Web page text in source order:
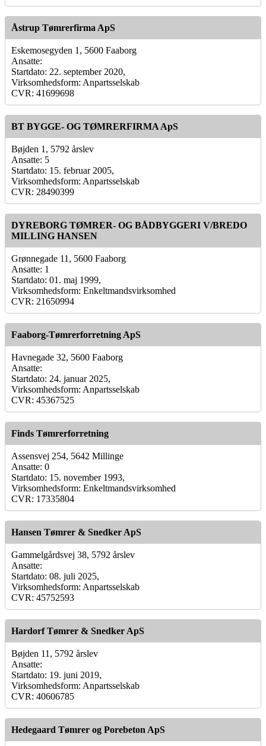
Åstrup Tømrerfirma ApS
Eskemosegyden 1, 5600 Faaborg
Ansatte:
Startdato: 22. september 2020,
Virksomhedsform: Anpartsselskab
CVR: 41699698
BT BYGGE- OG TØMRERFIRMA ApS
Bøjden 1, 5792 årslev
Ansatte: 5
Startdato: 15. februar 2005,
Virksomhedsform: Anpartsselskab
CVR: 28490399
DYREBORG TØMRER- OG BÅDBYGGERI V/BREDO
MILLING HANSEN
Grønnegade 11, 5600 Faaborg
Ansatte: 1
Startdato: 01. maj 1999,
Virksomhedsform: Enkeltmandsvirksomhed
CVR: 21650994
Faaborg-Tømrerforretning ApS
Havnegade 32, 5600 Faaborg
Ansatte:
Startdato: 24. januar 2025,
Virksomhedsform: Anpartsselskab
CVR: 45367525
Finds Tømrerforretning
Assensvej 254, 5642 Millinge
Ansatte: 0
Startdato: 15. november 1993,
Virksomhedsform: Enkeltmandsvirksomhed
CVR: 17335804
Hansen Tømrer & Snedker ApS
Gammelgårdsvej 38, 5792 årslev
Ansatte:
Startdato: 08. juli 2025,
Virksomhedsform: Anpartsselskab
CVR: 45752593
Hardorf Tømrer & Snedker ApS
Bøjden 11, 5792 årslev
Ansatte:
Startdato: 19. juni 2019,
Virksomhedsform: Anpartsselskab
CVR: 40606785
Hedegaard Tømrer og Porebeton ApS